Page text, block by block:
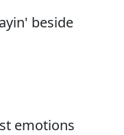
beside
emotions